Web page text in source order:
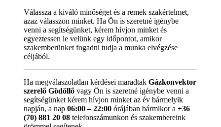
Válassza a kiváló minőséget és a remek szakértelmet,
azaz válasszon minket. Ha Ön is szeretné igénybe
venni a segítségünket, kérem hívjon minket és
egyeztessen le velünk egy időpontot, amikor
szakemberünket fogadni tudja a munka elvégzése
céljából.
Ha megválaszolatlan kérdései maradtak Gázkonvektor
szerelő Gödöllő vagy Ön is szeretné igénybe venni a
segítségünket kérem hívjon minket az év bármelyik
napján, a nap 06:00 – 22:00 órájában bármikor a +36
(70) 881 20 08 telefonszámunkon és szakembereink